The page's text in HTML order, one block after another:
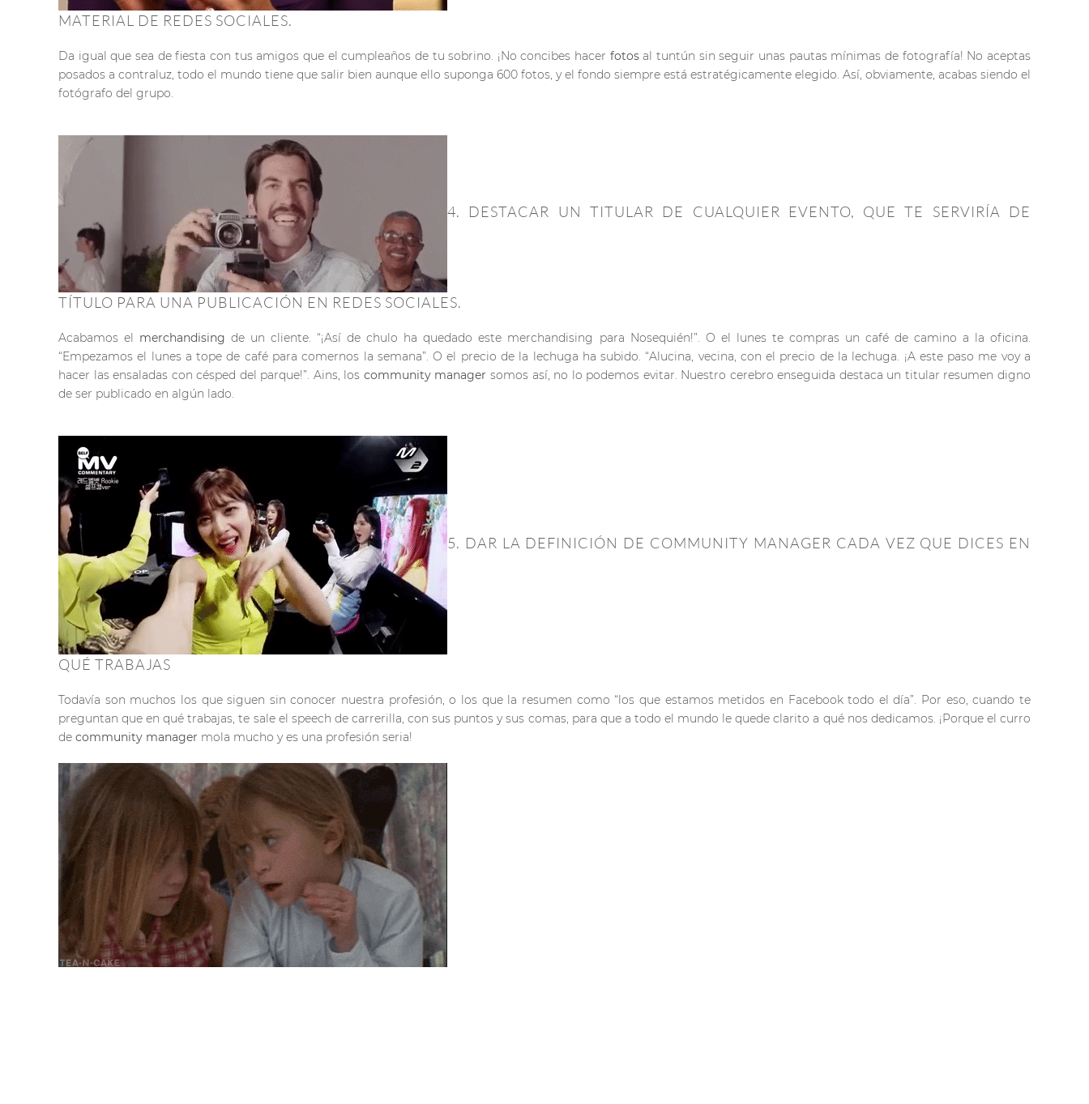
MATERIAL DE REDES SOCIALES.
Da igual que sea de fiesta con tus amigos que el cumpleaños de tu sobrino. ¡No concibes hacer fotosal tuntún sin seguir unas pautas mínimas de fotografía! No aceptas
posados a contraluz, todo el mundo tiene que salir bien aunque ello suponga 600 fotos, y el fondo siempre está estratégicamente elegido. Así, obviamente, acabas siendo el
fotógrafo del grupo.
4. DESTACAR UN TITULAR DE CUALQUIER EVENTO, QUE TE SERVIRÍA DE
TÍTULO PARA UNA PUBLICACIÓN EN REDES SOCIALES.
Acabamos el merchandising de un cliente. “¡Así de chulo ha quedado este merchandising para Nosequién!”. O el lunes te compras un café de camino a la oficina.
“Empezamos el lunes a tope de café para comernos la semana”. O el precio de la lechuga ha subido. “Alucina, vecina, con el precio de la lechuga. ¡A este paso me voy a
hacer las ensaladas con césped del parque!”. Ains, los community manager somos así, no lo podemos evitar. Nuestro cerebro enseguida destaca un titular resumen digno
de ser publicado en algún lado.
5. DAR LA DEFINICIÓN DE COMMUNITY MANAGER CADA VEZ QUE DICES EN
QUÉ TRABAJAS
Todavía son muchos los que siguen sin conocer nuestra profesión, o los que la resumen como “los que estamos metidos en Facebook todo el día”. Por eso, cuando te
preguntan que en qué trabajas, te sale el speech de carrerilla, con sus puntos y sus comas, para que a todo el mundo le quede clarito a qué nos dedicamos. ¡Porque el curro
de community manager mola mucho y es una profesión seria!